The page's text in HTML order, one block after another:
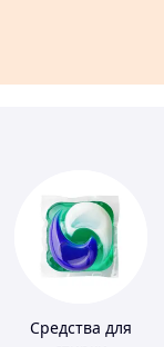
Средства для